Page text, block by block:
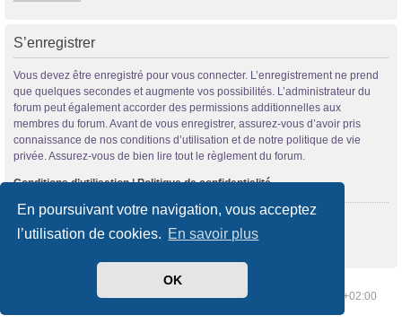
En poursuivant votre navigation, vous acceptez
l’utilisation de cookies. En savoir plus
OK
S’enregistrer
Vous devez être enregistré pour vous connecter. L’enregistrement ne prend
que quelques secondes et augmente vos possibilités. L’administrateur du
forum peut également accorder des permissions additionnelles aux
membres du forum. Avant de vous enregistrer, assurez-vous d’avoir pris
connaissance de nos conditions d’utilisation et de notre politique de vie
privée. Assurez-vous de bien lire tout le règlement du forum.
Conditions d’utilisation|Politique de confidentialité
S’enregistrer
Supprimer les cookies Heures au format UTC+02:00